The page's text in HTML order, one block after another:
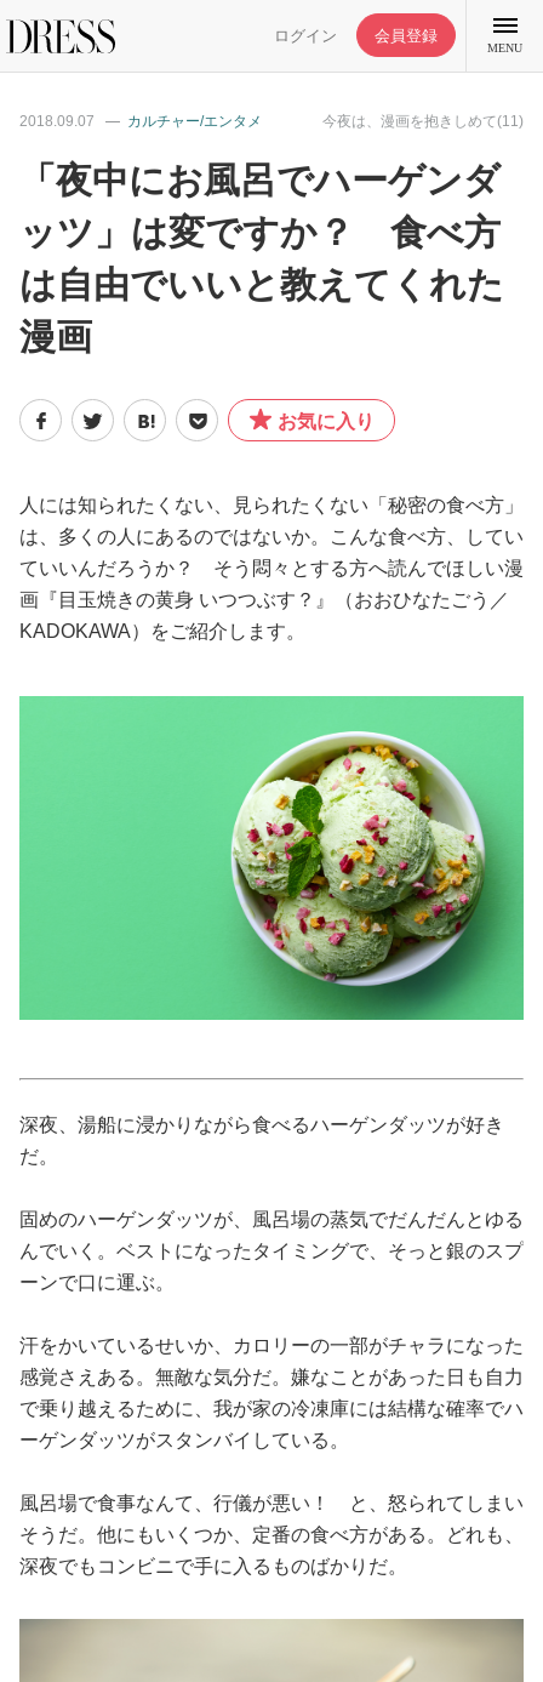
ログイン 会員登録
MENU
特集記事
DRESS部活
ファッション
恋愛/結婚/離婚
美容/健康
カルチャー/エンタメ
ゲーム
2018.09.07 カルチャー/エンタメ 今夜は、漫画を抱きしめて(11)
「夜中にお風呂でハーゲンダ
ッツ」は変ですか？ 食べ方
は自由でいいと教えてくれた
漫画
お気に入り
人には知られたくない、見られたくない「秘密の食べ方」
は、多くの人にあるのではないか。こんな食べ方、してい
ていいんだろうか？ そう悶々とする方へ読んでほしい漫
画『目玉焼きの黄身 いつつぶす？』（おおひなたごう／
KADOKAWA）をご紹介します。
深夜、湯船に浸かりながら食べるハーゲンダッツが好き
だ。
固めのハーゲンダッツが、風呂場の蒸気でだんだんとゆる
んでいく。ベストになったタイミングで、そっと銀のスプ
ーンで口に運ぶ。
汗をかいているせいか、カロリーの一部がチャラになった
感覚さえある。無敵な気分だ。嫌なことがあった日も自力
で乗り越えるために、我が家の冷凍庫には結構な確率でハ
ーゲンダッツがスタンバイしている。
風呂場で食事なんて、行儀が悪い！ と、怒られてしまい
そうだ。他にもいくつか、定番の食べ方がある。どれも、
深夜でもコンビニで手に入るものばかりだ。